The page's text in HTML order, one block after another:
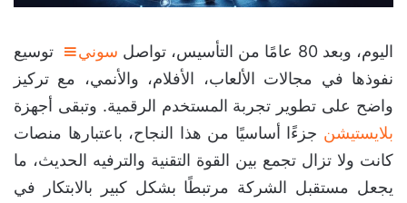
اليوم، وبعد 80 عامًا من التأسيس، تواصل سوني
توسيع
نفوذها في مجالات الألعاب، الأفلام، والأنمي، مع تركيز
واضح على تطوير تجربة المستخدم الرقمية. وتبقى أجهزة
بلايستيشن جزءًا أساسيًا من هذا النجاح، باعتبارها منصات
كانت ولا تزال تجمع بين القوة التقنية والترفيه الحديث، ما
يجعل مستقبل الشركة مرتبطًا بشكل كبير بالابتكار في